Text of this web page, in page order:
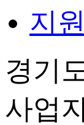
지
경기
사업